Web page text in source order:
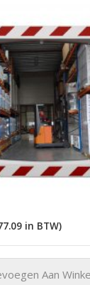
in BTW)
Aan